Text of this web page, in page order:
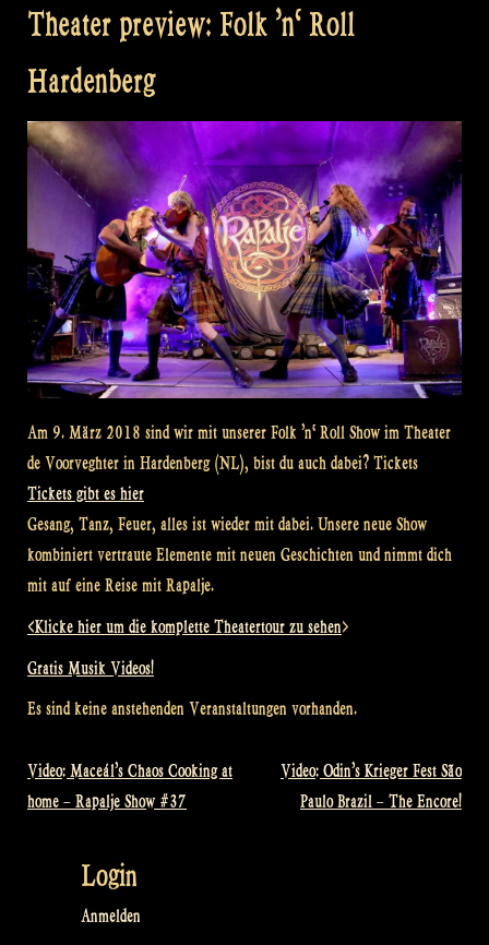
Theater preview: Folk ’n‘ Roll
Hardenberg
Am 9. März 2018 sind wir mit unserer Folk ’n‘ Roll Show im Theater
de Voorveghter in Hardenberg (NL), bist du auch dabei? Tickets
Tickets gibt es hier
Gesang, Tanz, Feuer, alles ist wieder mit dabei. Unsere neue Show
kombiniert vertraute Elemente mit neuen Geschichten und nimmt dich
mit auf eine Reise mit Rapalje.
<Klicke hier um die komplette Theatertour zu sehen>
Gratis Musik Videos!
Es sind keine anstehenden Veranstaltungen vorhanden.
Beitragsnavigation
Video: Maceál’s Chaos Cooking at
home – Rapalje Show #37
Video: Odin’s Krieger Fest São
Paulo Brazil – The Encore!
Login
Anmelden